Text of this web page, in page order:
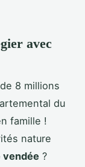
avec
8 millions
du
famille !
nature
vendée ?